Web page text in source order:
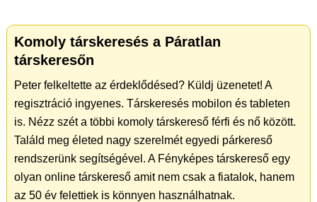
Komoly társkeresés a Páratlan
társkeresőn
Peter felkeltette az érdeklődésed? Küldj üzenetet! A
regisztráció ingyenes. Társkeresés mobilon és tableten
is. Nézz szét a többi komoly társkereső férfi és nő között.
Találd meg életed nagy szerelmét egyedi párkereső
rendszerünk segítségével. A Fényképes társkereső egy
olyan online társkereső amit nem csak a fiatalok, hanem
az 50 év felettiek is könnyen használhatnak.